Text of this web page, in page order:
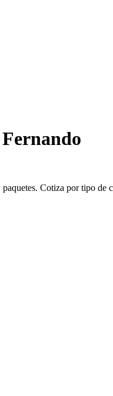
Cotiza por tipo